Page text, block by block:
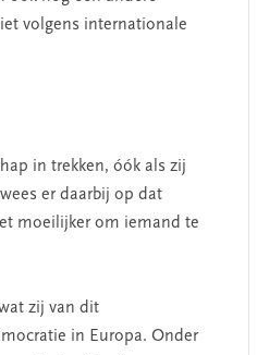
volgens internationale
in trekken, óók als zij
er daarbij op dat
moeilijker om iemand te
zij van dit
in Europa. Onder